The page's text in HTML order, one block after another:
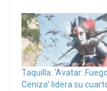
Taquilla: ‘Avatar:
Ceniza’ lidera su